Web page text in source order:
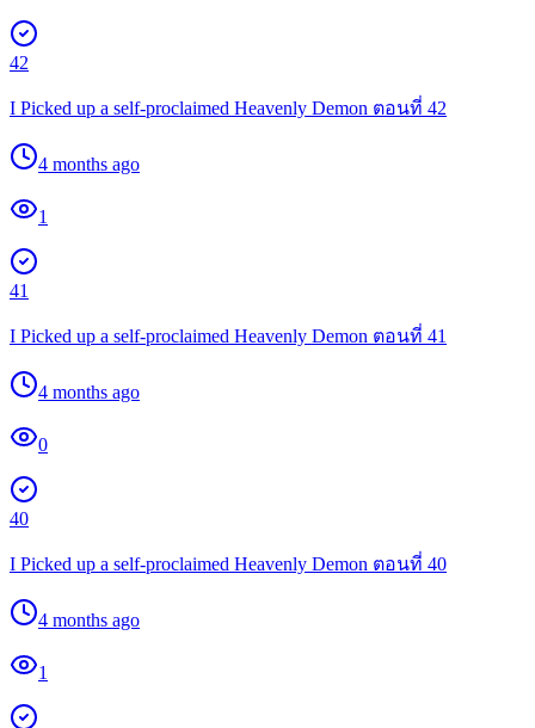
42
I Picked up a self-proclaimed Heavenly Demon ตอนที่ 42
4 months ago
1
41
I Picked up a self-proclaimed Heavenly Demon ตอนที่ 41
4 months ago
0
40
I Picked up a self-proclaimed Heavenly Demon ตอนที่ 40
4 months ago
1